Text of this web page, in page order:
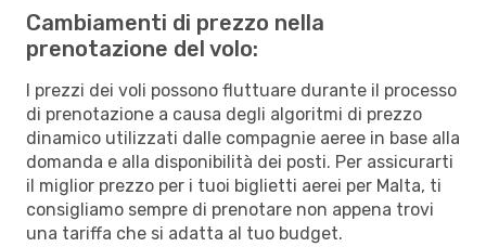
Cambiamenti di prezzo nella
prenotazione del volo:
I prezzi dei voli possono fluttuare durante il processo
di prenotazione a causa degli algoritmi di prezzo
dinamico utilizzati dalle compagnie aeree in base alla
domanda e alla disponibilità dei posti. Per assicurarti
il miglior prezzo per i tuoi biglietti aerei per Malta, ti
consigliamo sempre di prenotare non appena trovi
una tariffa che si adatta al tuo budget.